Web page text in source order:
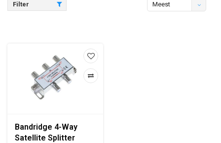
Filter
Meest
Bandridge 4-Way
Satellite Splitter